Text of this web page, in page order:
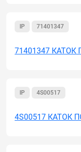
IP 71401347
71401347
IP 4S00517
4S00517 КАТОК